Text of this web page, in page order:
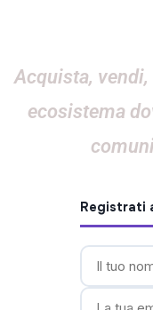
Acquista, vendi,
ecosistema
Registrati